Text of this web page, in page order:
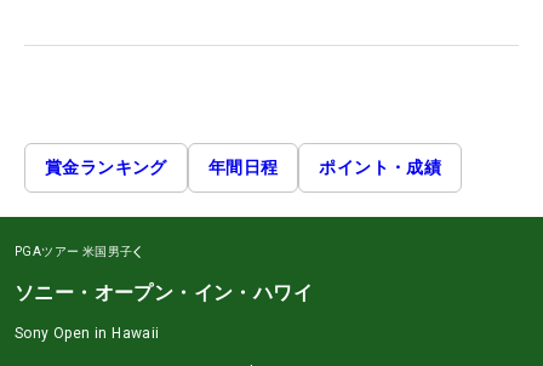
賞金ランキング 年間日程 ポイント・成績
PGAツアー 米国男子
ソニー・オープン・イン・ハワイ
Sony Open in Hawaii